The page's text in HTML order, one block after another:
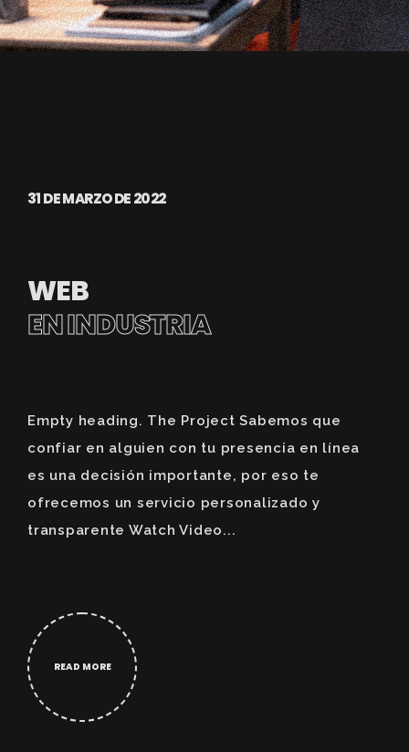
31 DE MARZO DE 2022
WEB
EN INDUSTRIA
Empty heading. The Project Sabemos que
confiar en alguien con tu presencia en línea
es una decisión importante, por eso te
ofrecemos un servicio personalizado y
transparente Watch Video...
READ MORE